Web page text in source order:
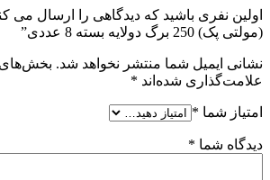
اولین نفری باشید که دیدگاهی را ارسال می
(مولتی پک) 250 برگ دولایه بسته 8 عددی”
نشانی ایمیل شما منتشر نخواهد شد. بخش‌های
علامت‌گذاری شده‌اند *
امتیاز شما *
دیدگاه شما *